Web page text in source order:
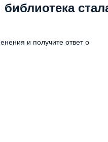
и получите ответ о